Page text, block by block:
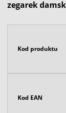
zegarek
Kod produktu
Kod EAN